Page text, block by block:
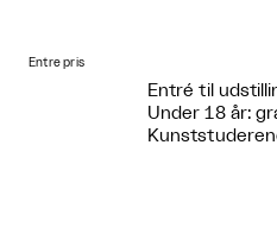
Entre pris
Entré til
Under 18 år: